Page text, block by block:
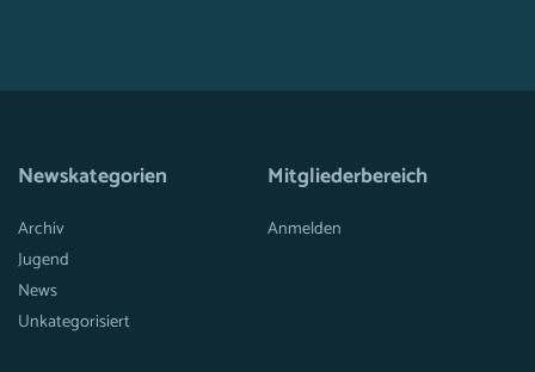
Newskategorien
Archiv
Jugend
News
Unkategorisiert
Mitgliederbereich
Anmelden